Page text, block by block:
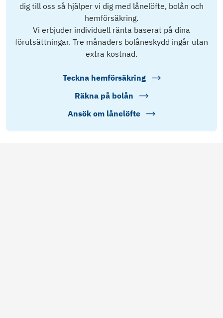
dig till oss så hjälper vi dig med lånelöfte, bolån och
hemförsäkring.
Vi erbjuder individuell ränta baserat på dina
förutsättningar. Tre månaders bolåneskydd ingår utan
extra kostnad.
Teckna hemförsäkring
Räkna på bolån
Ansök om lånelöfte